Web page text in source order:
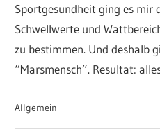
Sportgesundheit ging es mir
Schwellwerte und
zu bestimmen. Und deshalb
“Marsmensch”. Resultat:
Allgemein